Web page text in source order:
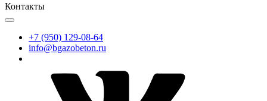
Контакты
+7 (950) 129-08-64
info@bgazobeton.ru